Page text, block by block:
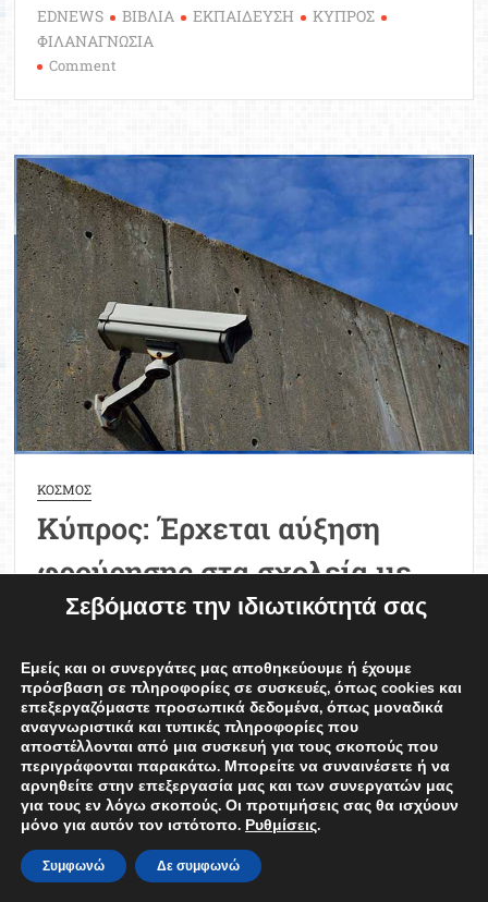
EDNEWS ΒΙΒΛΙΑ ΕΚΠΑΙΔΕΥΣΗ
ΚΥΠΡΟΣ
ΦΙΛΑΝΑΓΝΩΣΙΑ
Comment
Limassol
International
Book
Fair
2024
ΚΟΣΜΟΣ
Κύπρος: Έρχεται αύξηση
φρούρησης στα σχολεία με
επιτηρητές ασφαλείας και
κάμερες
Φίλιππος Σαλμάς 14/08/2024
Προχωρούμε με αλλαγές προς το σύγχρονο
σχολείο, αναφέρει η Υπουργός Παιδείας
Κύπρου, Αθηνά Μιχαηλίδου σε ανάρτησή της,
σημειώνοντας ότι η Παιδεία αποτελεί
προτεραιότητα για την Κυβέρνηση. Οι αλλαγές
Σεβόμαστε την ιδιωτικότητά σας
Εμείς και οι συνεργάτες μας αποθηκεύουμε ή έχουμε
πρόσβαση σε πληροφορίες σε συσκευές, όπως cookies και
επεξεργαζόμαστε προσωπικά δεδομένα, όπως μοναδικά
αναγνωριστικά και τυπικές πληροφορίες που
αποστέλλονται από μια συσκευή για τους σκοπούς που
περιγράφονται παρακάτω. Μπορείτε να συναινέσετε ή να
αρνηθείτε στην επεξεργασία μας και των συνεργατών μας
για τους εν λόγω σκοπούς. Οι προτιμήσεις σας θα ισχύουν
μόνο για αυτόν τον ιστότοπο. Ρυθμίσεις.
Συμφωνώ Δε συμφωνώ